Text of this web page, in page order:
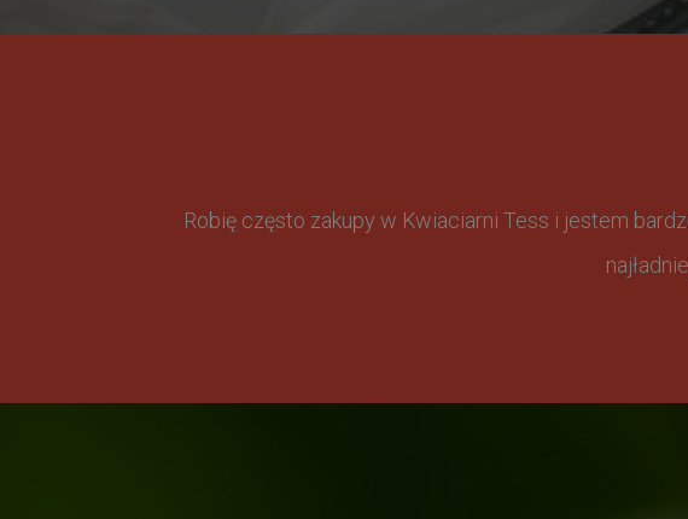
Robię często zakupy w Kwiaciarni Tess i jestem